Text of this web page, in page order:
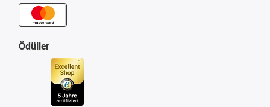
Ödüller